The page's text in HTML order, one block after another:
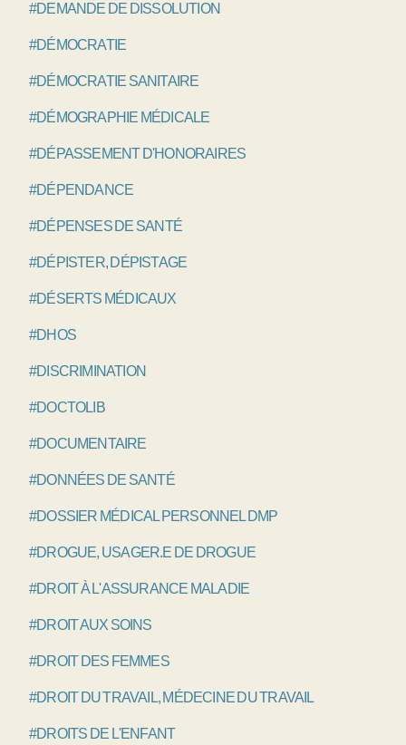
#DEMANDE DE DISSOLUTION
#DÉMOCRATIE
#DÉMOCRATIE SANITAIRE
#DÉMOGRAPHIE MÉDICALE
#DÉPASSEMENT D'HONORAIRES
#DÉPENDANCE
#DÉPENSES DE SANTÉ
#DÉPISTER, DÉPISTAGE
#DÉSERTS MÉDICAUX
#DHOS
#DISCRIMINATION
#DOCTOLIB
#DOCUMENTAIRE
#DONNÉES DE SANTÉ
#DOSSIER MÉDICAL PERSONNEL DMP
#DROGUE, USAGER.E DE DROGUE
#DROIT À L'ASSURANCE MALADIE
#DROIT AUX SOINS
#DROIT DES FEMMES
#DROIT DU TRAVAIL, MÉDECINE DU TRAVAIL
#DROITS DE L'ENFANT